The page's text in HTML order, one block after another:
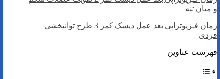
و میان تنه
زمان فیزیوتراپی بعد عمل دیسک کمر 3 طرح توانبخشی
فردی
فهرست عناوین